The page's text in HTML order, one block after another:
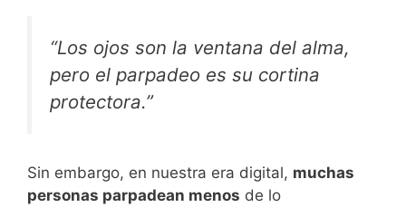
“Los ojos son la ventana del alma,
pero el parpadeo es su cortina
protectora.”
Sin embargo, en nuestra era digital, muchas
personas parpadean menos de lo